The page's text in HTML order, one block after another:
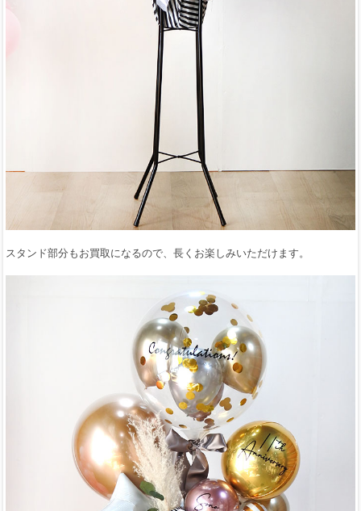
スタンド部分もお買取になるので、長くお楽しみいただけます。